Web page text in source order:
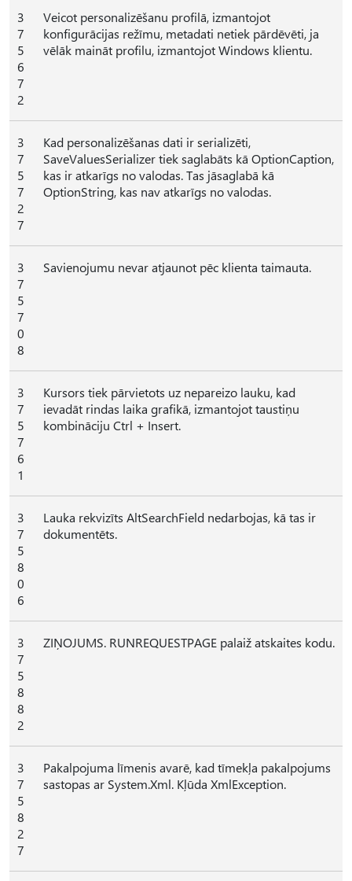
3
7
5
6
7
2
Veicot personalizēšanu profilā, izmantojot
konfigurācijas režīmu, metadati netiek pārdēvēti, ja
vēlāk maināt profilu, izmantojot Windows klientu.
3
7
5
7
2
7
Kad personalizēšanas dati ir serializēti,
SaveValuesSerializer tiek saglabāts kā OptionCaption,
kas ir atkarīgs no valodas. Tas jāsaglabā kā
OptionString, kas nav atkarīgs no valodas.
3
7
5
7
0
8
Savienojumu nevar atjaunot pēc klienta taimauta.
3
7
5
7
6
1
Kursors tiek pārvietots uz nepareizo lauku, kad
ievadāt rindas laika grafikā, izmantojot taustiņu
kombināciju Ctrl + Insert.
3
7
5
8
0
6
Lauka rekvizīts AltSearchField nedarbojas, kā tas ir
dokumentēts.
3
7
5
8
8
2
ZIŅOJUMS. RUNREQUESTPAGE palaiž atskaites kodu.
3
7
5
8
2
7
Pakalpojuma līmenis avarē, kad tīmekļa pakalpojums
sastopas ar System.Xml. Kļūda XmlException.